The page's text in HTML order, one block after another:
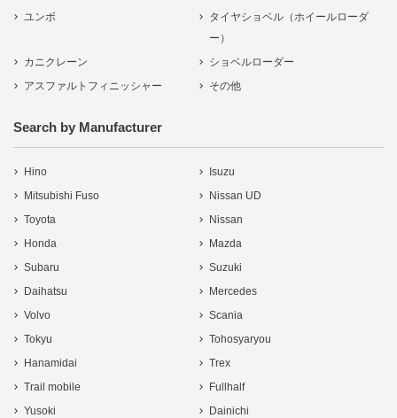
ユンボ
タイヤショベル（ホイールローダ
ー）
カニクレーン
ショベルローダー
アスファルトフィニッシャー
その他
Search by Manufacturer
Hino
Isuzu
Mitsubishi Fuso
Nissan UD
Toyota
Nissan
Honda
Mazda
Subaru
Suzuki
Daihatsu
Mercedes
Volvo
Scania
Tokyu
Tohosyaryou
Hanamidai
Trex
Trail mobile
Fullhalf
Yusoki
Dainichi